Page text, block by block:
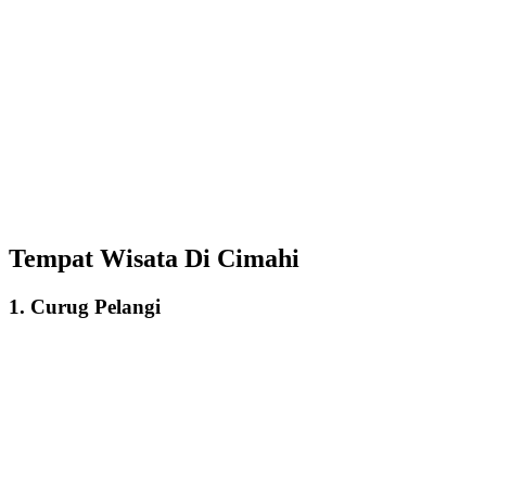
Tempat Wisata Di Cimahi
1. Curug Pelangi